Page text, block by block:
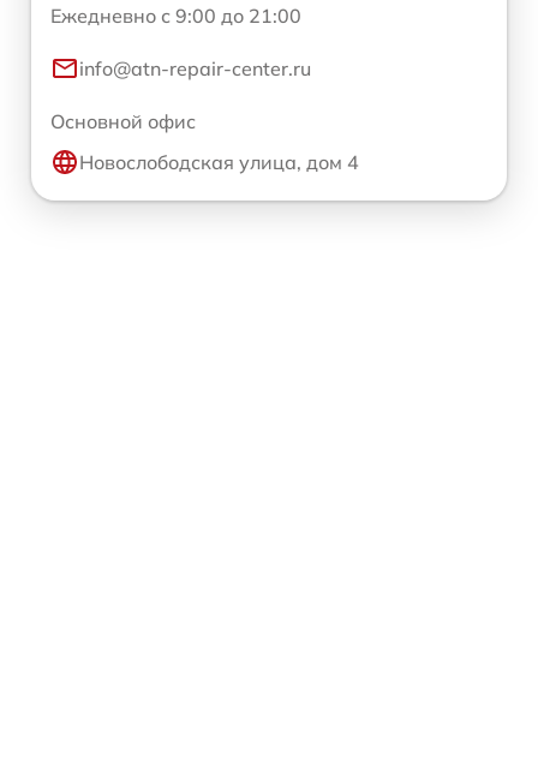
Ежедневно с 9:00 до 21:00
info@atn-repair-center.ru
Основной офис
Новослободская улица, дом 4